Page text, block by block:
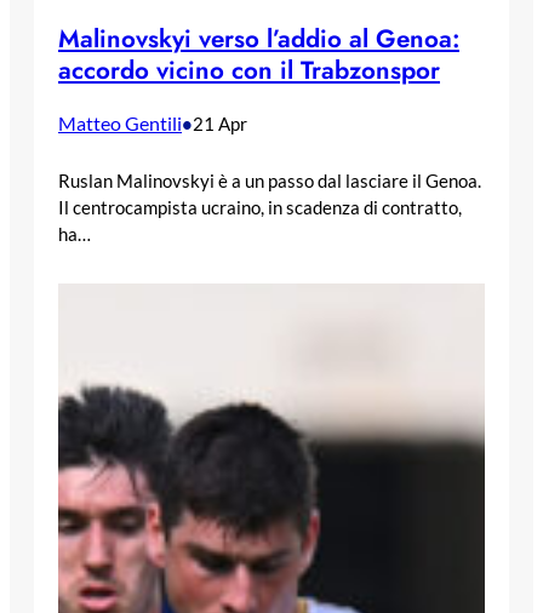
Malinovskyi verso l’addio al Genoa:
accordo vicino con il Trabzonspor
Matteo Gentili•21 Apr
Ruslan Malinovskyi è a un passo dal lasciare il Genoa.
Il centrocampista ucraino, in scadenza di contratto,
ha…